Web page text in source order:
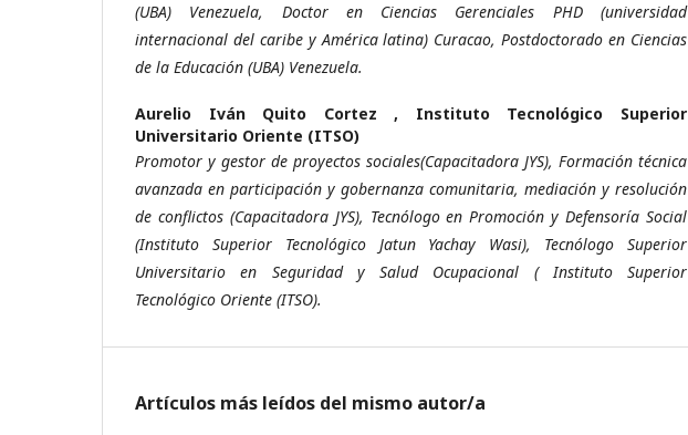
(UBA) Venezuela, Doctor en Ciencias Gerenciales PHD (universidad
internacional del caribe y América latina) Curacao, Postdoctorado en Ciencias
de la Educación (UBA) Venezuela.
Aurelio Iván Quito Cortez , Instituto Tecnológico Superior
Universitario Oriente (ITSO)
Promotor y gestor de proyectos sociales(Capacitadora JYS), Formación técnica
avanzada en participación y gobernanza comunitaria, mediación y resolución
de conflictos (Capacitadora JYS), Tecnólogo en Promoción y Defensoría Social
(Instituto Superior Tecnológico Jatun Yachay Wasi), Tecnólogo Superior
Universitario en Seguridad y Salud Ocupacional ( Instituto Superior
Tecnológico Oriente (ITSO).
Artículos más leídos del mismo autor/a